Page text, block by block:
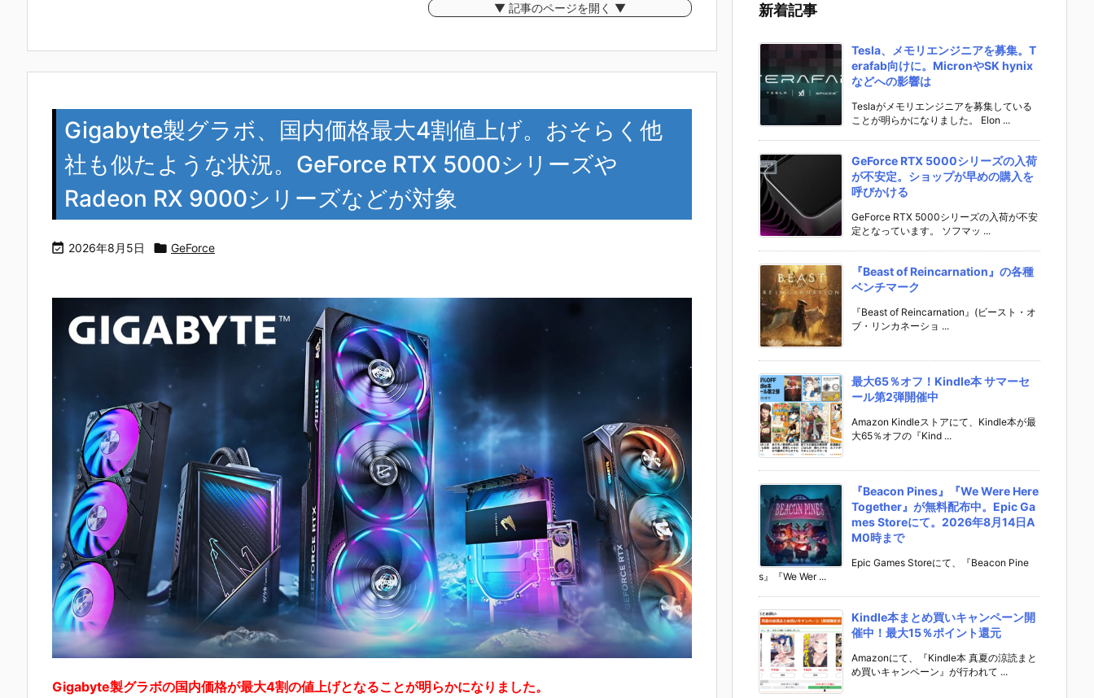
▼ 記事のページを開く ▼
Gigabyte製グラボ、国内価格最大4割値上げ。おそらく他
社も似たような状況。GeForce RTX 5000シリーズや
Radeon RX 9000シリーズなどが対象
 2026年8月5日  GeForce
Gigabyte製グラボの国内価格が最大4割の値上げとなることが明らかになりました。
新着記事
Tesla、メモリエンジニアを募集。T
erafab向けに。MicronやSK hynix
などへの影響は
Teslaがメモリエンジニアを募集している
ことが明らかになりました。 Elon ...
GeForce RTX 5000シリーズの入荷
が不安定。ショップが早めの購入を
呼びかける
GeForce RTX 5000シリーズの入荷が不安
定となっています。 ソフマッ ...
『Beast of Reincarnation』の各種
ベンチマーク
『Beast of Reincarnation』(ビースト・オ
ブ・リンカネーショ ...
最大65％オフ！Kindle本 サマーセ
ール第2弾開催中
Amazon Kindleストアにて、Kindle本が最
大65％オフの『Kind ...
『Beacon Pines』『We Were Here
Together』が無料配布中。Epic Ga
mes Storeにて。2026年8月14日A
M0時まで
Epic Games Storeにて、『Beacon Pine
s』『We Wer ...
Kindle本まとめ買いキャンペーン開
催中！最大15％ポイント還元
Amazonにて、『Kindle本 真夏の涼読まと
め買いキャンペーン』が行われて ...